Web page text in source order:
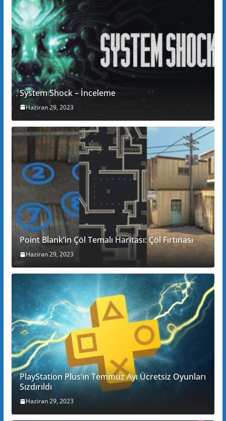
System Shock – İnceleme
Haziran 29, 2023
Point Blank’in Çöl Temalı Haritası: Çöl Fırtınası
Haziran 29, 2023
PlayStation Plus’ın Temmuz Ayı Ücretsiz Oyunları
Sızdırıldı
Haziran 29, 2023